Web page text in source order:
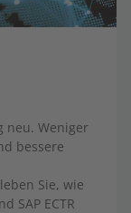
neu. Weniger
bessere
Sie, wie
SAP ECTR